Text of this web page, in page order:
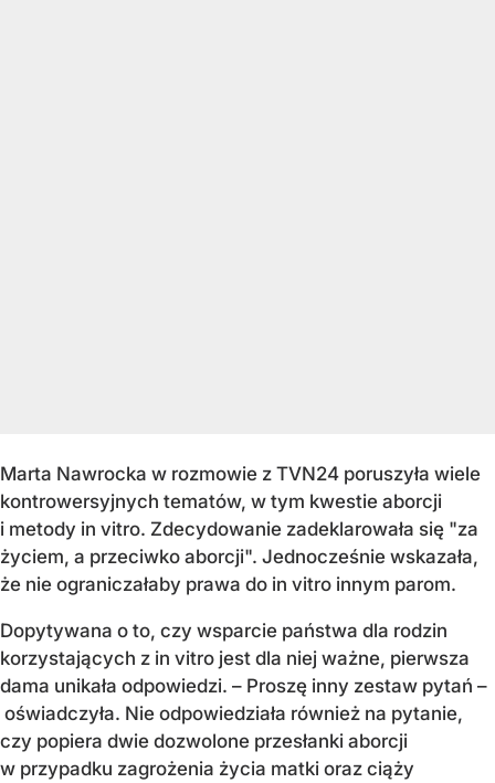
Marta Nawrocka w rozmowie z TVN24 poruszyła wiele
kontrowersyjnych tematów, w tym kwestie aborcji
i metody in vitro. Zdecydowanie zadeklarowała się "za
życiem, a przeciwko aborcji". Jednocześnie wskazała,
że nie ograniczałaby prawa do in vitro innym parom.
Dopytywana o to, czy wsparcie państwa dla rodzin
korzystających z in vitro jest dla niej ważne, pierwsza
dama unikała odpowiedzi. – Proszę inny zestaw pytań –
oświadczyła. Nie odpowiedziała również na pytanie,
czy popiera dwie dozwolone przesłanki aborcji
w przypadku zagrożenia życia matki oraz ciąży